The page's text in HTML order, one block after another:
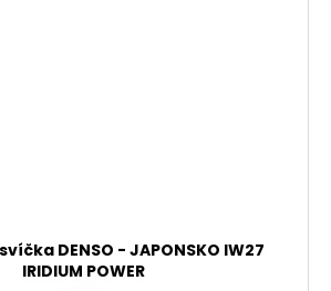
DENSO - JAPONSKO IW27
IRIDIUM POWER